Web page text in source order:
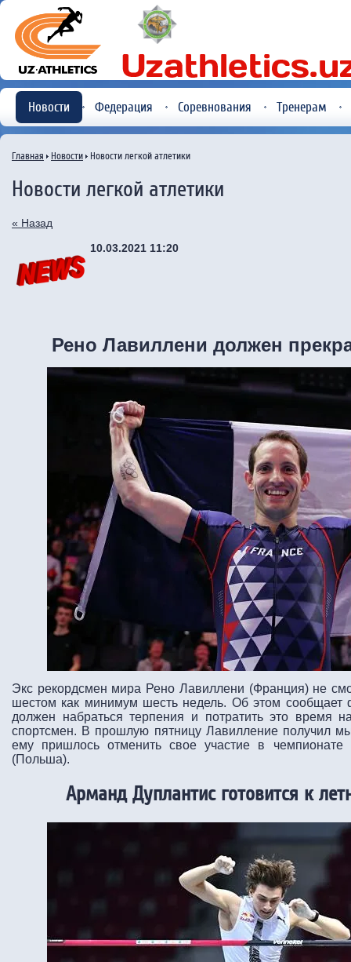
Новости Федерация Соревнования Тренерам
Главная Новости Новости легкой атлетики
Новости легкой атлетики
« Назад
10.03.2021 11:20
Рено Лавиллени должен
Экс рекордсмен мира Рено Лавиллени (Франция) не
шестом как минимум шесть недель. Об этом сообщает
должен набраться терпения и потратить это время
спортсмен. В прошлую пятницу Лавилление получил
ему пришлось отменить свое участие в
(Польша).
Арманд Дуплантис готовится к